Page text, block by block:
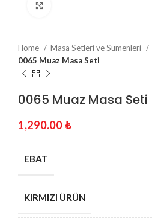
Home Masa Setleri ve Sümenleri
0065 Muaz Masa Seti
0065 Muaz Masa Seti
1,290.00₺
EBAT
KIRMIZI ÜRÜN